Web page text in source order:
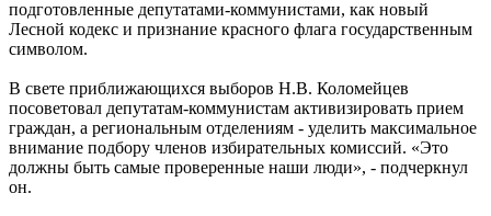
подготовленные депутатами-коммунистами, как новый
Лесной кодекс и признание красного флага государственным
символом.
В свете приближающихся выборов Н.В. Коломейцев
посоветовал депутатам-коммунистам активизировать прием
граждан, а региональным отделениям - уделить максимальное
внимание подбору членов избирательных комиссий. «Это
должны быть самые проверенные наши люди», - подчеркнул
он.